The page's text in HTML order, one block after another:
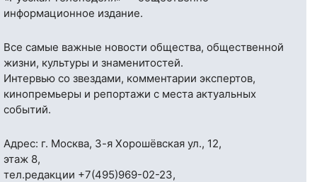
информационное издание.
Все самые важные новости общества, общественной
жизни, культуры и знаменитостей.
Интервью со звездами, комментарии экспертов,
кинопремьеры и репортажи с места актуальных
событий.
Адрес: г. Москва, 3-я Хорошёвская ул., 12,
этаж 8,
тел.редакции +7(495)969-02-23,